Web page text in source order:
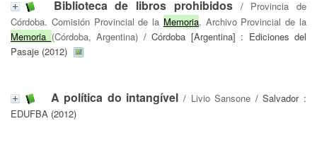
Biblioteca de libros prohibidos/ Provincia de
Córdoba. Comisión Provincial de la Memoria. Archivo Provincial de la
Memoria (Córdoba, Argentina) / Córdoba [Argentina] : Ediciones del
Pasaje (2012)
A política do intangível / Livio Sansone / Salvador :
EDUFBA (2012)